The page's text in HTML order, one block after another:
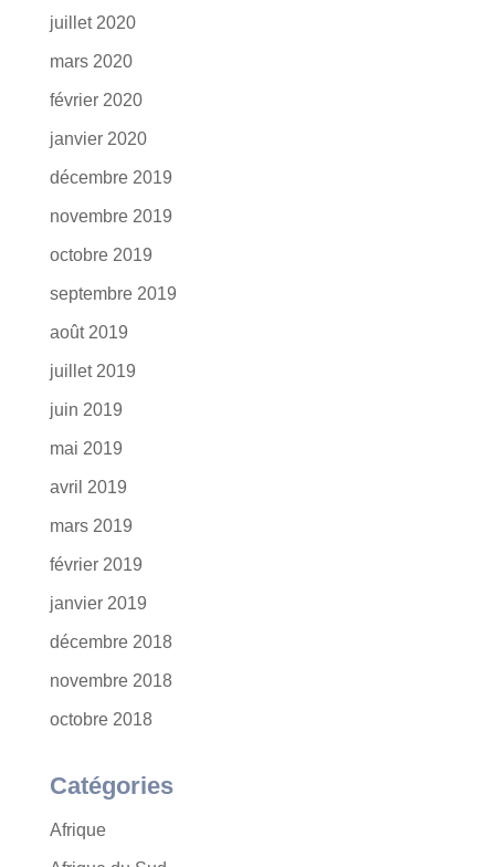
juillet 2020
mars 2020
février 2020
janvier 2020
décembre 2019
novembre 2019
octobre 2019
septembre 2019
août 2019
juillet 2019
juin 2019
mai 2019
avril 2019
mars 2019
février 2019
janvier 2019
décembre 2018
novembre 2018
octobre 2018
Catégories
Afrique